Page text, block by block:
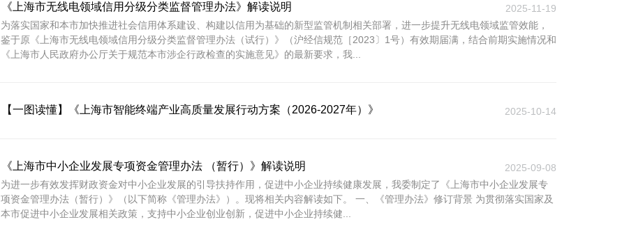
《上海市无线电领域信用分级分类监督管理办法》解读说明
2025-11-19
为落实国家和本市加快推进社会信用体系建设、构建以信用为基础的新型监管机制相关部署，进一步提升无线电领域监管效能，
鉴于原《上海市无线电领域信用分级分类监督管理办法（试行）》（沪经信规范［2023〕1号）有效期届满，结合前期实施情况和
《上海市人民政府办公厅关于规范本市涉企行政检查的实施意见》的最新要求，我...
【一图读懂】《上海市智能终端产业高质量发展行动方案（2026-2027年）》 2025-10-14
《上海市中小企业发展专项资金管理办法 （暂行）》解读说明
2025-09-08
为进一步有效发挥财政资金对中小企业发展的引导扶持作用，促进中小企业持续健康发展，我委制定了《上海市中小企业发展专
项资金管理办法（暂行）》（以下简称《管理办法》）。现将相关内容解读如下。 一、《管理办法》修订背景 为贯彻落实国家及
本市促进中小企业发展相关政策，支持中小企业创业创新，促进中小企业持续健...